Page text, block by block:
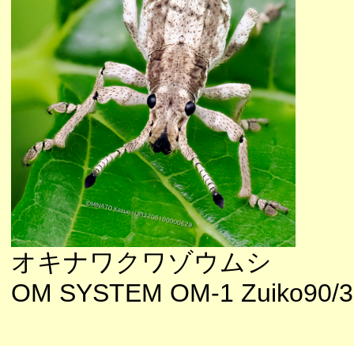
オキナワクワゾウムシ
OM SYSTEM OM-1 Zuiko90/